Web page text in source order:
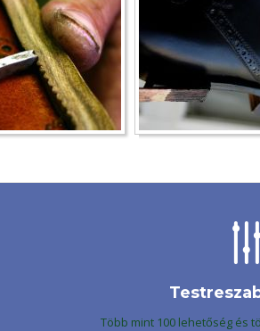
Több mint 100 lehetőség és